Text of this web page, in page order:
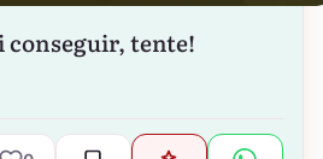
conseguir, tente!